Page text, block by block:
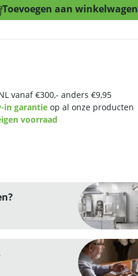
Toevoegen aan winkelwagen
vanaf €300,- anders €9,95
in garantie op al onze producten
voorraad